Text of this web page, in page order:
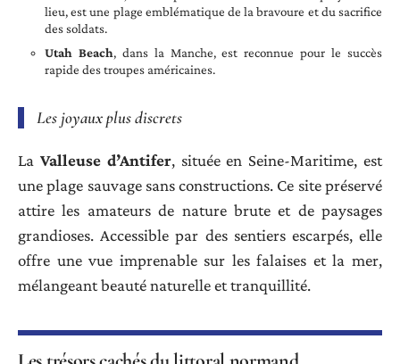
lieu, est une plage emblématique de la bravoure et du sacrifice
des soldats.
Utah Beach, dans la Manche, est reconnue pour le succès
rapide des troupes américaines.
Les joyaux plus discrets
La Valleuse d’Antifer, située en Seine-Maritime, est
une plage sauvage sans constructions. Ce site préservé
attire les amateurs de nature brute et de paysages
grandioses. Accessible par des sentiers escarpés, elle
offre une vue imprenable sur les falaises et la mer,
mélangeant beauté naturelle et tranquillité.